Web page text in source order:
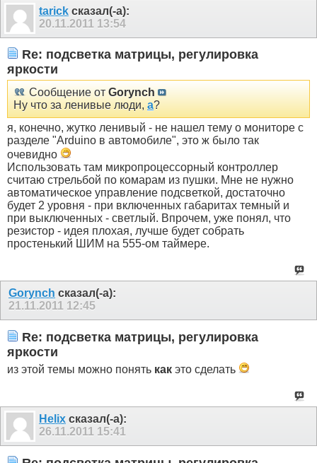
tarick сказал(-а):
20.11.2011 13:54
Re: подсветка матрицы, регулировка
яркости
Сообщение от Gorynch
Ну что за ленивые люди, а?
я, конечно, жутко ленивый - не нашел тему о мониторе с
разделе "Arduino в автомобиле", это ж было так
очевидно
Использовать там микропроцессорный контроллер
считаю стрельбой по комарам из пушки. Мне не нужно
автоматическое управление подсветкой, достаточно
будет 2 уровня - при включенных габаритах темный и
при выключенных - светлый. Впрочем, уже понял, что
резистор - идея плохая, лучше будет собрать
простенький ШИМ на 555-ом таймере.
Gorynch сказал(-а):
21.11.2011 12:45
Re: подсветка матрицы, регулировка
яркости
из этой темы можно понять как это сделать
Helix сказал(-а):
26.11.2011 15:41